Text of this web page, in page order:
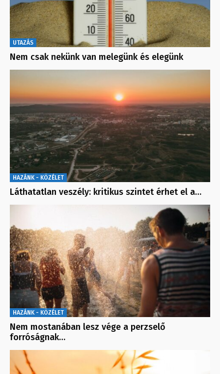
UTAZÁS
Nem csak nekünk van melegünk és elegünk
HAZÁNK - KÖZÉLET
Láthatatlan veszély: kritikus szintet érhet el a…
HAZÁNK - KÖZÉLET
Nem mostanában lesz vége a perzselő
forróságnak…